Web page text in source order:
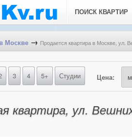
ПОИСК КВАРТИР
Москве → Продается квартира в Москве, ул.
3 4 5+ Студии Цена:
квартира, ул.